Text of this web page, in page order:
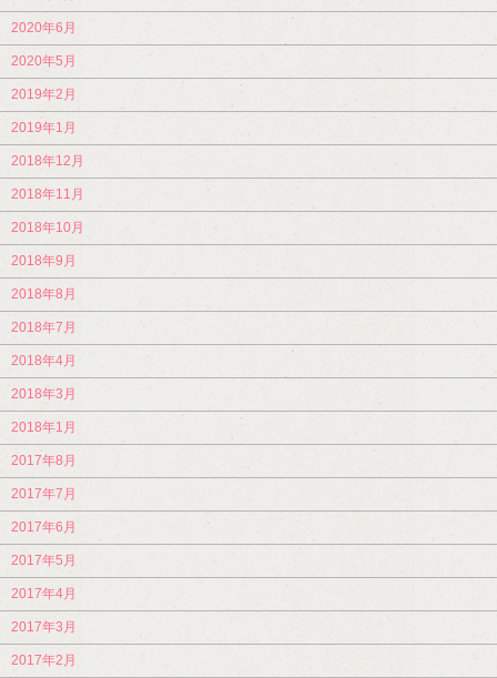
2020年6月
2020年5月
2019年2月
2019年1月
2018年12月
2018年11月
2018年10月
2018年9月
2018年8月
2018年7月
2018年4月
2018年3月
2018年1月
2017年8月
2017年7月
2017年6月
2017年5月
2017年4月
2017年3月
2017年2月